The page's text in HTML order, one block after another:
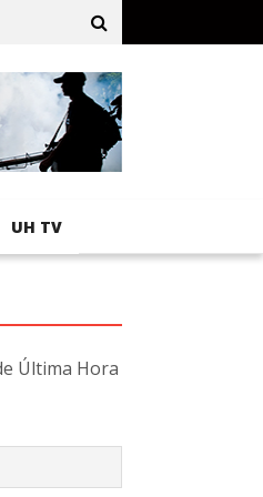
obras de terracería
UH TV
Última Hora